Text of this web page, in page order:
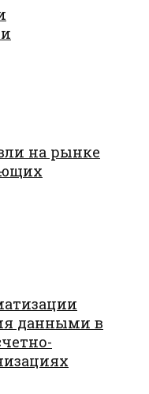
на рынке
данными в